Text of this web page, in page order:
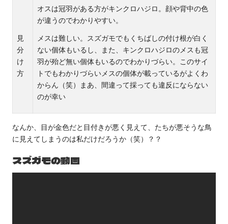
見
分
け
方
オスは冠羽がある方がキンクロハジロ。顔や背中の色
が違うのでわかりやすい。
メスは難しい。スズガモでもくちばしの付け根が白く
ない個体もいるし、また、キンクロハジロのメスも冠
羽が殆ど無い個体もいるのでわかりづらい。
このサイ
ト でもわかりづらいメスの個体が載っているがよくわ
からん（笑）まあ、間違って採っても違反にならない
のが幸い
なんか、目が金色だと目付きが悪く見えて、たちが悪そうな鳥
に見えてしまうのは私だけだろうか（笑）？？
スズガモの動画